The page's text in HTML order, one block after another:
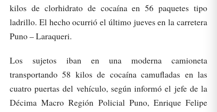
kilos de clorhidrato de cocaína en 56 paquetes tipo
ladrillo. El hecho ocurrió el último jueves en la carretera
Puno – Laraqueri.
Los sujetos iban en una moderna camioneta
transportando 58 kilos de cocaína camufladas en las
cuatro puertas del vehículo, según informó el jefe de la
Décima Macro Región Policial Puno, Enrique Felipe